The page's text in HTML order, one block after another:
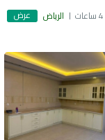
الرياض عرض